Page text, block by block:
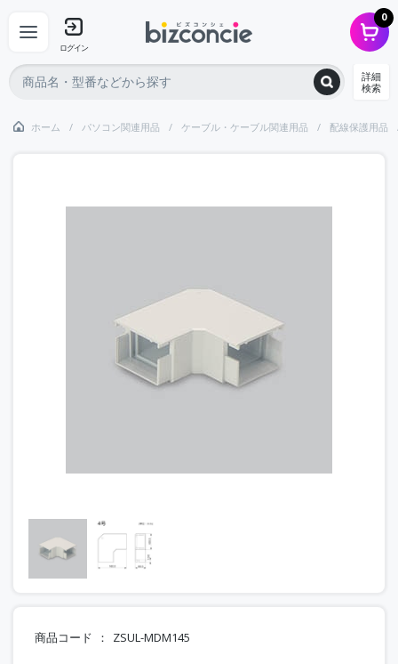
ログイン
0
詳細
検索
ホーム パソコン関連用品 ケーブル・ケーブル関連用品 配線保護用品
商品コード ZSUL-MDM145